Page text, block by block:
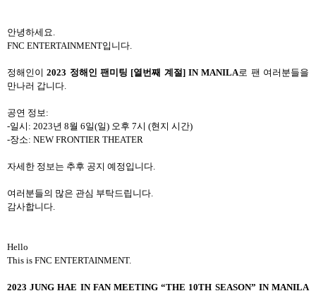
안녕하세요.
FNC ENTERTAINMENT입니다.
정해인이2023 정해인 팬미팅 [열번째 계절] IN MANILA로 팬 여러분들을
만나러 갑니다.
공연 정보:
-일시: 2023년 8월 6일(일) 오후 7시 (현지 시간)
-장소: NEW FRONTIER THEATER
자세한 정보는 추후 공지 예정입니다.
여러분들의 많은 관심 부탁드립니다.
감사합니다.
Hello
This is FNC ENTERTAINMENT.
2023 JUNG HAE IN FAN MEETING “THE 10TH SEASON” IN MANILA